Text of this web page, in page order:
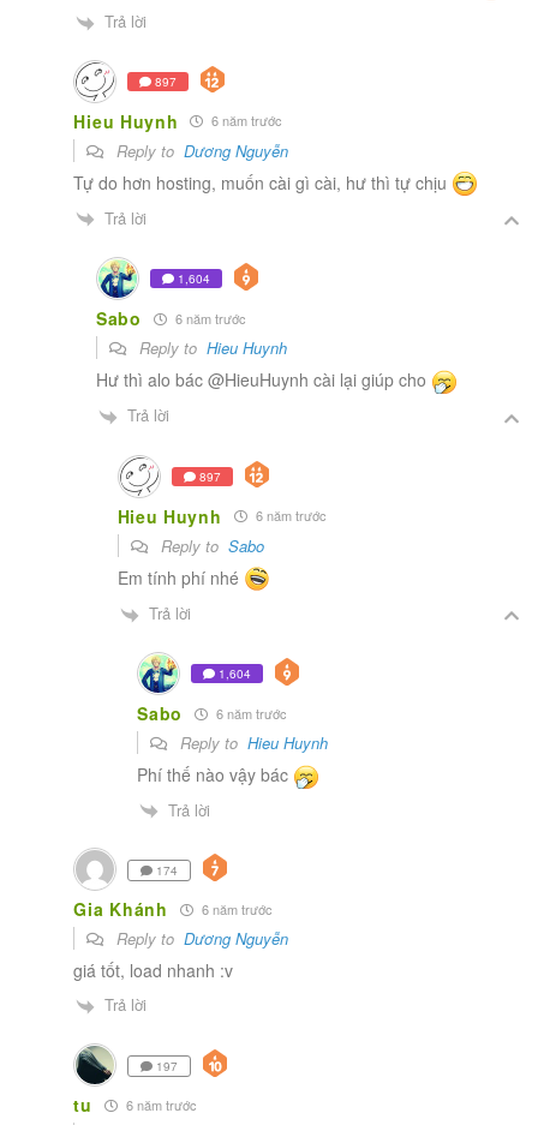
Trả lời
897
Hieu Huynh 6 năm trước
Reply toDương Nguyễn
Tự do hơn hosting, muốn cài gì cài, hư thì tự chịu
Trả lời
1,604
Sabo 6 năm trước
Reply to Hieu Huynh
Hư thì alo bác @HieuHuynh cài lại giúp cho
Trả lời
897
Hieu Huynh 6 năm trước
Reply to Sabo
Em tính phí nhé
Trả lời
1,604
Sabo 6 năm trước
Reply toHieu Huynh
Phí thế nào vậy bác
Trả lời
174
Gia Khánh 6 năm trước
Reply toDương Nguyễn
giá tốt, load nhanh :v
Trả lời
197
tu 6 năm trước